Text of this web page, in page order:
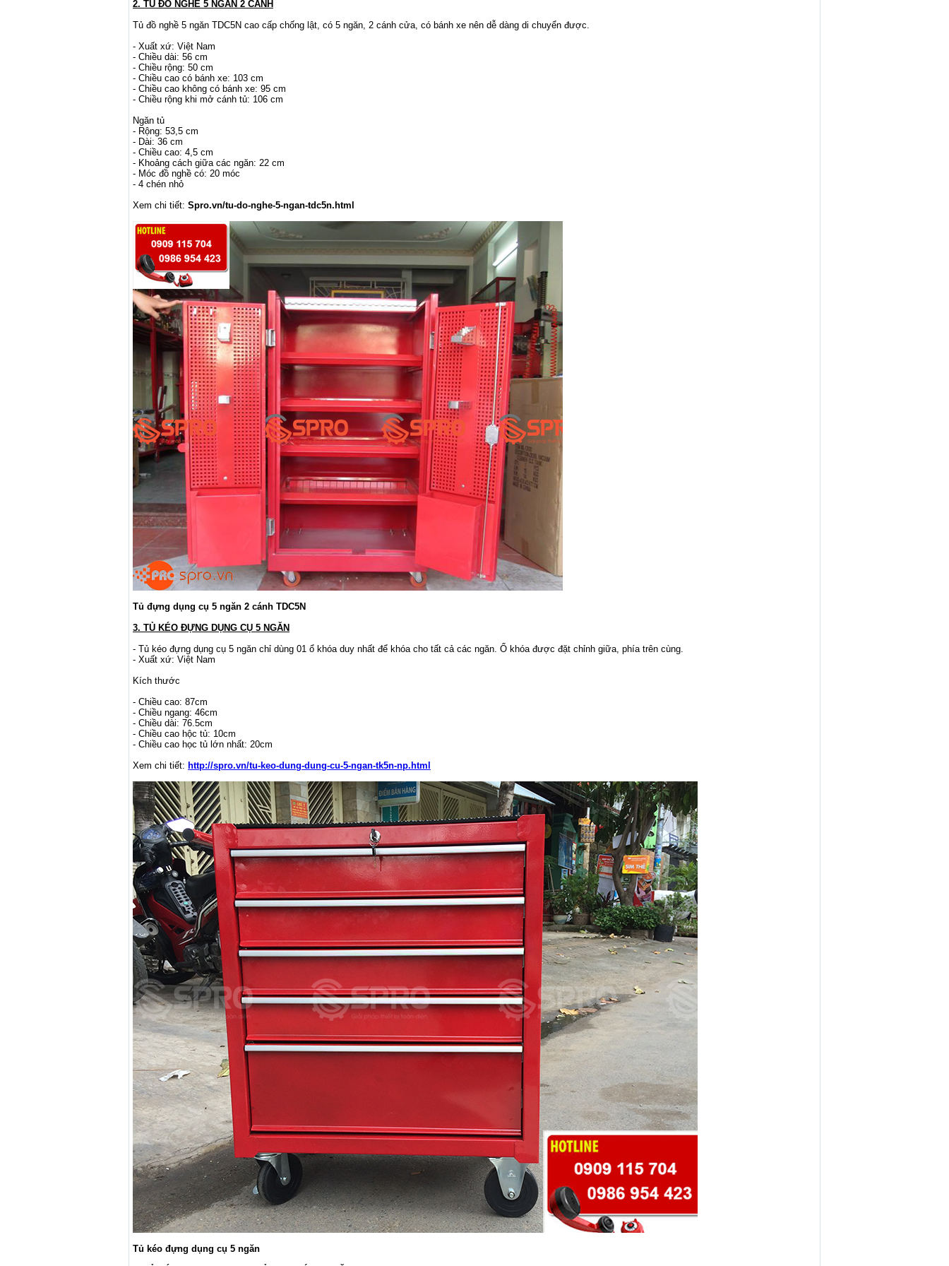
2. TỦ ĐỒ NGHỀ 5 NGĂN 2 CÁNH
Tủ đồ nghề 5 ngăn TDC5N cao cấp chống lật, có 5 ngăn, 2 cánh cửa, có bánh xe nên dễ dàng di chuyển được.
- Xuất xứ: Việt Nam
- Chiều dài: 56 cm
- Chiều rộng: 50 cm
- Chiều cao có bánh xe: 103 cm
- Chiều cao không có bánh xe: 95 cm
- Chiều rộng khi mở cánh tủ: 106 cm
Ngăn tủ
- Rộng: 53,5 cm
- Dài: 36 cm
- Chiều cao: 4,5 cm
- Khoảng cách giữa các ngăn: 22 cm
- Móc đồ nghề có: 20 móc
- 4 chén nhỏ
Xem chi tiết: Spro.vn/tu-do-nghe-5-ngan-tdc5n.html
Tủ đựng dụng cụ 5 ngăn 2 cánh TDC5N
3. TỦ KÉO ĐỰNG DỤNG CỤ 5 NGĂN
- Tủ kéo đựng dụng cụ 5 ngăn chỉ dùng 01 ổ khóa duy nhất để khóa cho tất cả các ngăn. Ổ khóa được đặt chỉnh giữa, phía trên cùng.
- Xuất xứ: Việt Nam
Kích thước
- Chiều cao: 87cm
- Chiều ngang: 46cm
- Chiều dài: 76.5cm
- Chiều cao hộc tủ: 10cm
- Chiều cao học tủ lớn nhất: 20cm
Xem chi tiết: http://spro.vn/tu-keo-dung-dung-cu-5-ngan-tk5n-np.html
Tủ kéo đựng dụng cụ 5 ngăn